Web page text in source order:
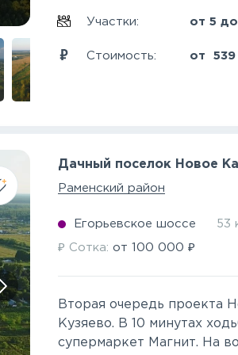
Участки: от 5
Стоимость: от539
Дачный поселок Новое
Раменский район
Егорьевское шоссе 53
₽ Сотка:от100 000 ₽
Вторая очередь проекта
Кузяево. В 10 минутах
супермаркет Магнит. На